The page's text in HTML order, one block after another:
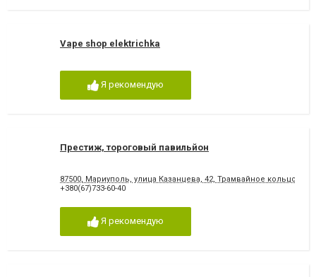
Vape shop elektrichka
Я рекомендую
Престиж, тороговый павильйон
87500, Мариуполь, улица Казанцева, 42, Трамвайное кольцо
+380(67)733-60-40
Я рекомендую